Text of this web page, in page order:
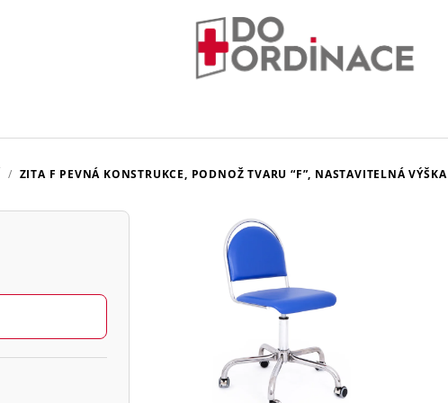
/ ZITA F PEVNÁ KONSTRUKCE, PODNOŽ TVARU “F”, NASTAVITELNÁ VÝŠKA